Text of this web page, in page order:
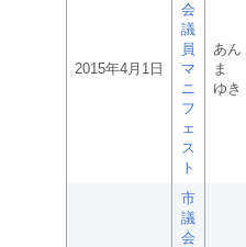
2015年4月1日
会
議
員
マ
ニ
フ
ェ
ス
ト
あん
ま
ゆき
市
議
会